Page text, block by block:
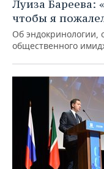
Луиза Бареева:
чтобы я
Об эндокринологии,
общественного